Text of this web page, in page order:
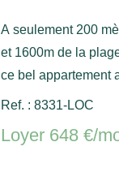
A seulement 200
et 1600m de la
ce bel appartement
séjour, une cuisine,
séjour et la
stationnement commun. Chauffage électrique et
Ref. : 8331-LOC
Loyer 648 €/